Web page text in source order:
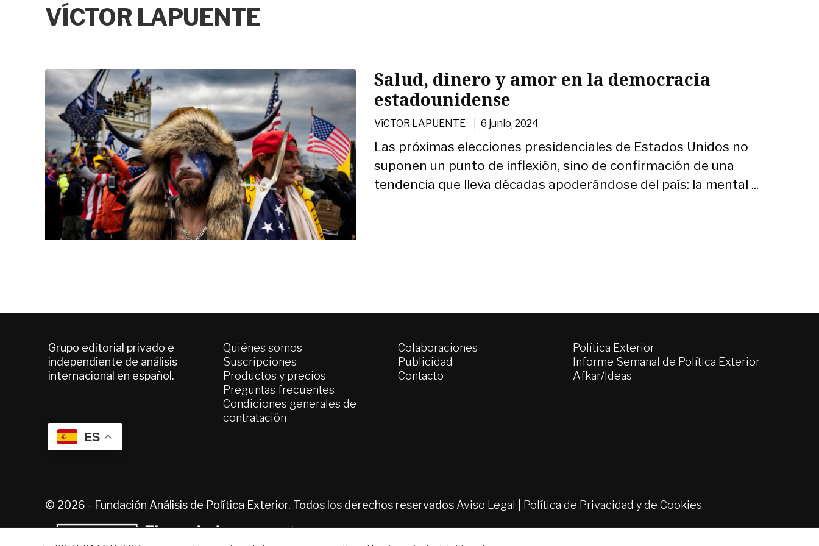
VÍCTOR LAPUENTE
Salud, dinero y amor en la democracia
estadounidense
VíCTOR LAPUENTE |6 junio, 2024
Las próximas elecciones presidenciales de Estados Unidos no
suponen un punto de inflexión, sino de confirmación de una
tendencia que lleva décadas apoderándose del país: la mental ...
Grupo editorial privado e
independiente de análisis
internacional en español.
ES
Quiénes somos
Suscripciones
Productos y precios
Preguntas frecuentes
Condiciones generales de
contratación
Colaboraciones
Publicidad
Contacto
Política Exterior
Informe Semanal de Política Exterior
Afkar/Ideas
© 2026 - Fundación Análisis de Política Exterior. Todos los derechos reservados Aviso Legal Política de Privacidad y de Cookies